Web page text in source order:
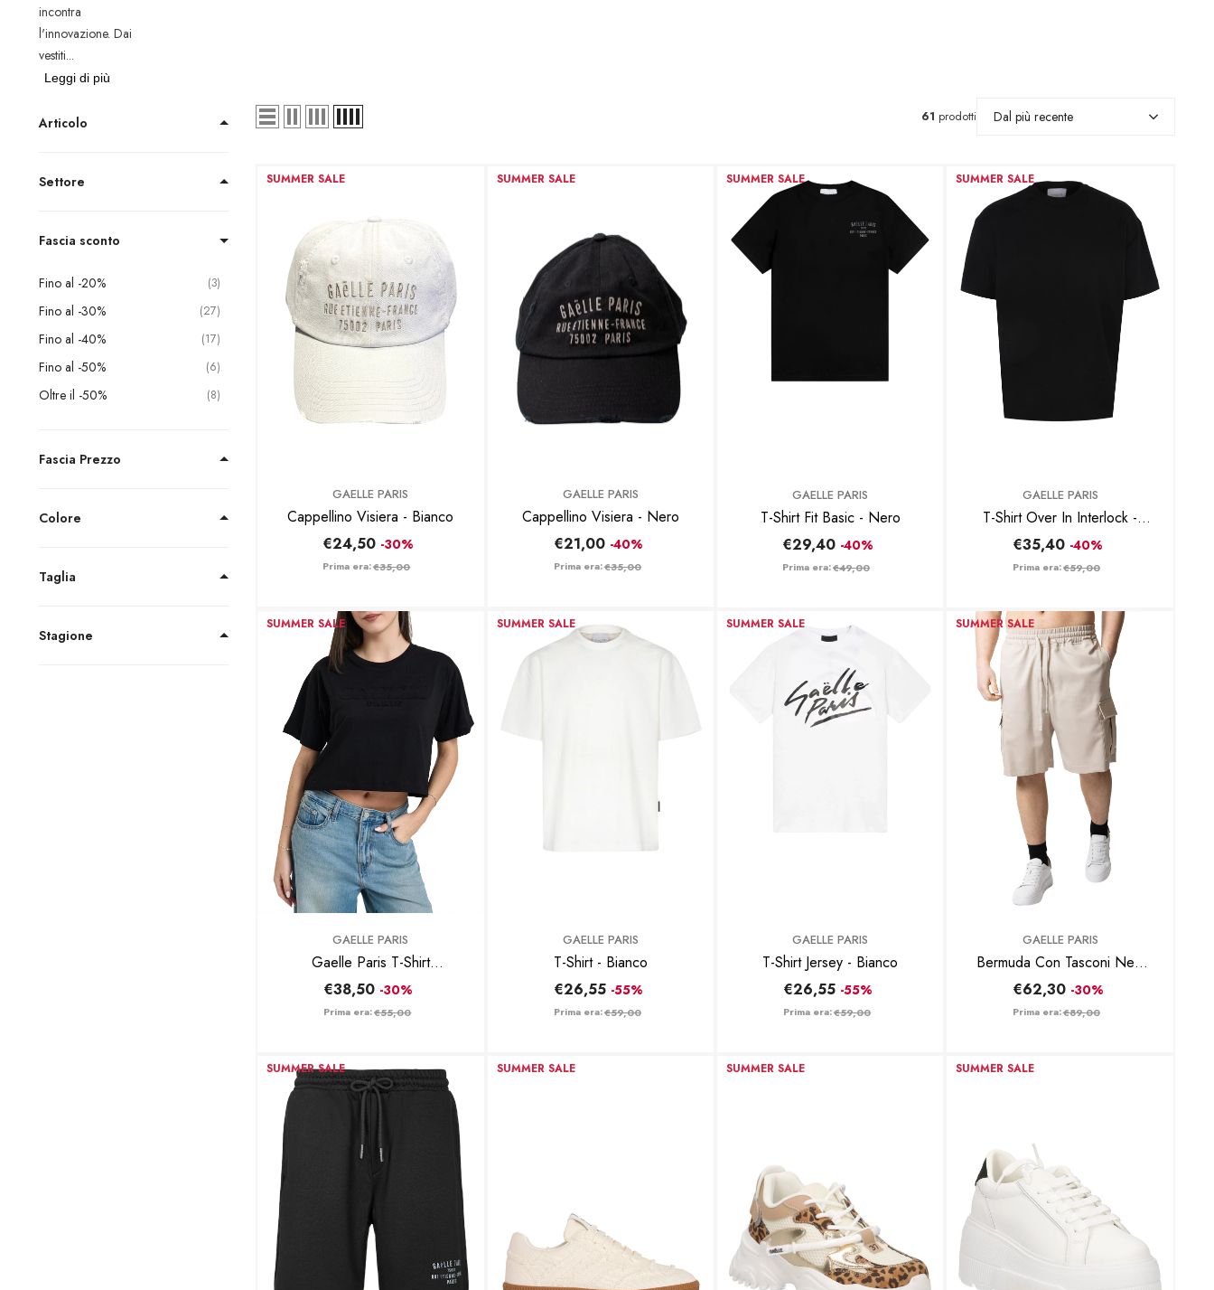
incontra
l'innovazione. Dai
vestiti...
Leggi di più
Articolo
Settore
Fascia sconto
Fino al -20% 3
Fino al -30% 27
Fino al -40% 17
Fino al -50% 6
Oltre il -50% 8
Fascia Prezzo
Colore
Taglia
Stagione
61 prodotti Dal più recente
SUMMER SALE
GAELLE PARIS
Cappellino Visiera - Bianco
€24,50 -30%
Prima era:€35,00
SUMMER SALE
GAELLE PARIS
Cappellino Visiera - Nero
€21,00 -40%
Prima era:€35,00
SUMMER SALE
GAELLE PARIS
T-Shirt Fit Basic - Nero
€29,40 -40%
Prima era:€49,00
SUMMER SALE
GAELLE PARIS
T-Shirt Over In Interlock -
Nero
€35,40 -40%
Prima era:€59,00
SUMMER SALE
GAELLE PARIS
Gaelle Paris T-Shirt
GAABW09237 - Nero
€38,50 -30%
Prima era:€55,00
SUMMER SALE
GAELLE PARIS
T-Shirt - Bianco
€26,55 -55%
Prima era:€59,00
SUMMER SALE
GAELLE PARIS
T-Shirt Jersey - Bianco
€26,55 -55%
Prima era:€59,00
SUMMER SALE
GAELLE PARIS
Bermuda Con Tasconi New
Ibiza - Beige
€62,30 -30%
Prima era:€89,00
SUMMER SALE SUMMER SALE SUMMER SALE SUMMER SALE